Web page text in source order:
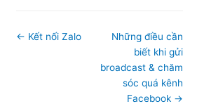
Doc
← Kết nối Zalo
Những điều cần
biết khi gửi
broadcast & chăm
sóc quá kênh
Facebook →